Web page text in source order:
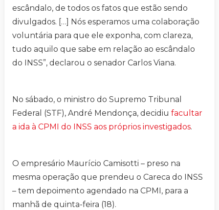
escândalo, de todos os fatos que estão sendo
divulgados. […] Nós esperamos uma colaboração
voluntária para que ele exponha, com clareza,
tudo aquilo que sabe em relação ao escândalo
do INSS”, declarou o senador Carlos Viana.
No sábado, o ministro do Supremo Tribunal
Federal (STF), André Mendonça, decidiu facultar
a ida à CPMI do INSS aos próprios investigados.
O empresário Maurício Camisotti – preso na
mesma operação que prendeu o Careca do INSS
– tem depoimento agendado na CPMI, para a
manhã de quinta-feira (18).